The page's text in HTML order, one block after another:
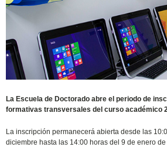
La Escuela de Doctorado abre el periodo de
formativas transversales del curso académico
La inscripción permanecerá abierta desde las
diciembre hasta las 14:00 horas del 9 de enero